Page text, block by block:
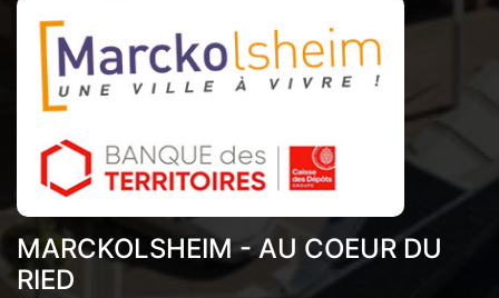
MARCKOLSHEIM - AU COEUR DU
RIED